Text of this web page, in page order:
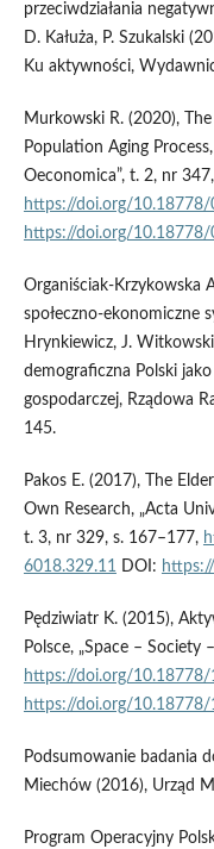
przeciwdziałania
D. Kałuża, P. Szukalski
Ku aktywności,
Murkowski R. (2020),
Population Aging
Oeconomica”, t. 2, nr
https://doi.org/
https://doi.org/
Organiściak‑Krzykowska
społeczno‑ekonomiczne
Hrynkiewicz, J.
demograficzna Polski
gospodarczej, Rządowa
145.
Pakos E. (2017), The
Own Research, „Acta
t. 3, nr 329, s. 167–177,
6018.329.11 DOI:
Pędziwiatr K. (2015),
Polsce, „Space – Society
https://doi.org/10.18778/
https://doi.org/10.18778/
Podsumowanie badania
Miechów (2016), Urząd
Program Operacyjny